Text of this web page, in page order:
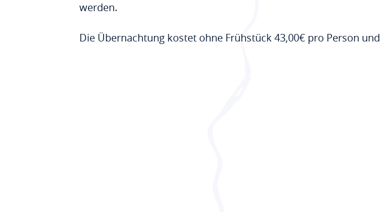
werden.
Die Übernachtung kostet ohne Frühstück 43,00€ pro Person